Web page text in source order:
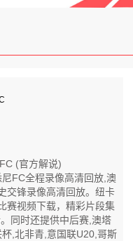
(官方解说)
FC全程录像高清回放,澳
交锋录像高清回放。纽卡
赛视频下载，精彩片段集
同时还提供中后赛,澳塔
,北非青,意国联U20,哥斯